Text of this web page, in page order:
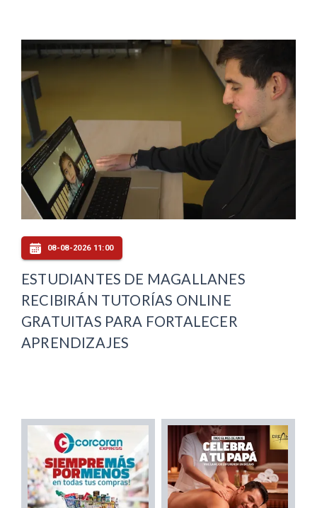
08-08-2026 11:00
ESTUDIANTES DE MAGALLANES
RECIBIRÁN TUTORÍAS ONLINE
GRATUITAS PARA FORTALECER
APRENDIZAJES